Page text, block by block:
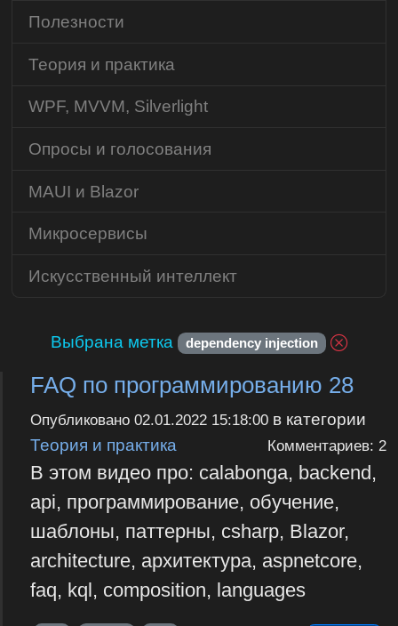
Выбрана метка dependency injection
FAQ по программированию 28
Опубликовано 02.01.2022 15:18:00в категории
Теория и практика
Комментариев: 2
В этом видео про: calabonga, backend,
api, программирование, обучение,
шаблоны, паттерны, csharp, Blazor,
architecture, архитектура, aspnetcore,
faq, kql, composition, languages
Полезности
Теория и практика
WPF, MVVM, Silverlight
Опросы и голосования
MAUI и Blazor
Микросервисы
Искусственный интеллект